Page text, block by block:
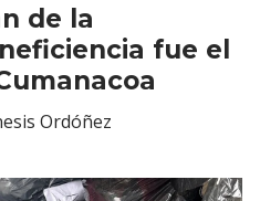
de la
fue el
Ordóñez